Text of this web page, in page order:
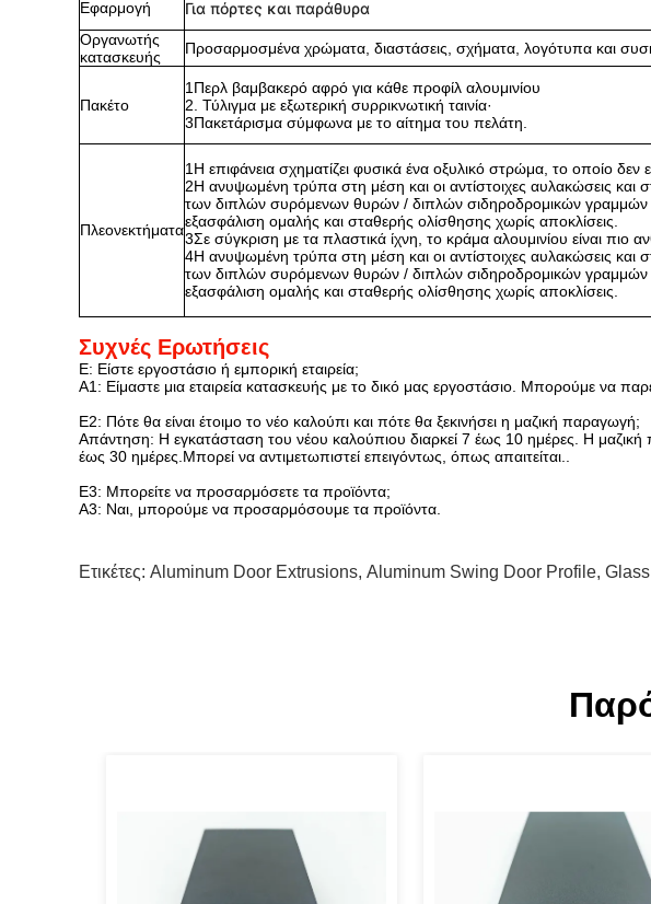
Εφαρμογή Για πόρτες και παράθυρα
Οργανωτής
κατασκευής
Προσαρμοσμένα χρώματα, διαστάσεις, σχήματα, λογότυπα και
Πακέτο
1Περλ βαμβακερό αφρό για κάθε προφίλ αλουμινίου
2. Τύλιγμα με εξωτερική συρρικνωτική ταινία·
3Πακετάρισμα σύμφωνα με το αίτημα του πελάτη.
Πλεονεκτήματα
1Η επιφάνεια σχηματίζει φυσικά ένα οξυλικό στρώμα, το οποίο δεν
2Η ανυψωμένη τρύπα στη μέση και οι αντίστοιχες αυλακώσεις και
των διπλών συρόμενων θυρών / διπλών σιδηροδρομικών
εξασφάλιση ομαλής και σταθερής ολίσθησης χωρίς αποκλίσεις.
3Σε σύγκριση με τα πλαστικά ίχνη, το κράμα αλουμινίου είναι πιο
4Η ανυψωμένη τρύπα στη μέση και οι αντίστοιχες αυλακώσεις και
των διπλών συρόμενων θυρών / διπλών σιδηροδρομικών
εξασφάλιση ομαλής και σταθερής ολίσθησης χωρίς αποκλίσεις.
Συχνές Ερωτήσεις
Ε: Είστε εργοστάσιο ή εμπορική εταιρεία;
Α1: Είμαστε μια εταιρεία κατασκευής με το δικό μας εργοστάσιο. Μπορούμε να
Ε2: Πότε θα είναι έτοιμο το νέο καλούπι και πότε θα ξεκινήσει η μαζική παραγωγή;
Απάντηση: Η εγκατάσταση του νέου καλούπιου διαρκεί 7 έως 10 ημέρες. Η
έως 30 ημέρες.Μπορεί να αντιμετωπιστεί επειγόντως, όπως απαιτείται..
Ε3: Μπορείτε να προσαρμόσετε τα προϊόντα;
Α3: Ναι, μπορούμε να προσαρμόσουμε τα προϊόντα.
Ετικέτες: Aluminum Door Extrusions, Aluminum Swing Door Profile,